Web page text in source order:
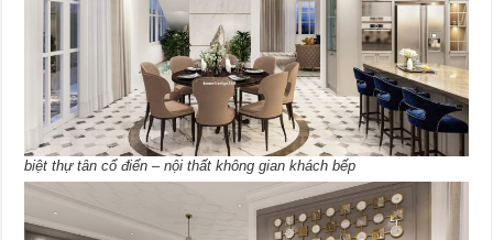
biệt thự tân cổ điển – nội thất không gian khách bếp